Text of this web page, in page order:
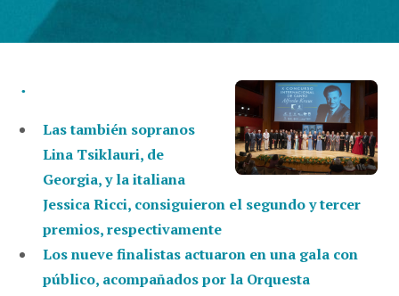
.
Las también sopranos
Lina Tsiklauri, de
Georgia, y la italiana
Jessica Ricci, consiguieron el segundo y tercer
premios, respectivamente
Los nueve finalistas actuaron en una gala con
público, acompañados por la Orquesta